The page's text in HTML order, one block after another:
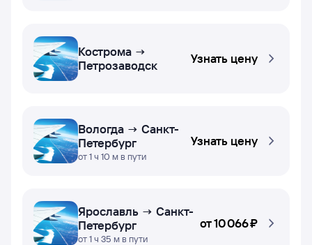
Кострома →
Петрозаводск
Узнать цену
Вологда → Санкт-
Петербург
от 1 ч 10 м в пути
Узнать цену
Ярославль → Санкт-
Петербург
от 1 ч 35 м в пути
от10 ⁠066 ⁠₽